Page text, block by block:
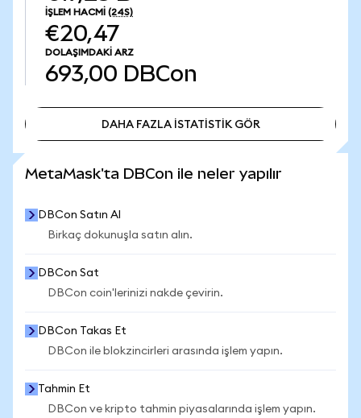
İŞLEM HACMI (24S)
€20,47
DOLAŞIMDAKI ARZ
693,00 DBCon
DAHA FAZLA İSTATİSTİK GÖR
MetaMask'ta DBCon ile neler yapılır
DBCon Satın Al
Birkaç dokunuşla satın alın.
DBCon Sat
DBCon coin'lerinizi nakde çevirin.
DBCon Takas Et
DBCon ile blokzincirleri arasında işlem yapın.
Tahmin Et
DBCon ve kripto tahmin piyasalarında işlem yapın.